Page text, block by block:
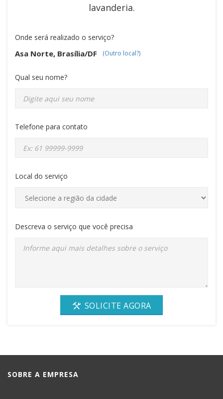
lavanderia.
Onde será realizado o serviço?
Asa Norte, Brasília/DF (Outro local?)
Qual seu nome?
Telefone para contato
Local do serviço
Descreva o serviço que você precisa
SOLICITE AGORA
SOBRE A EMPRESA